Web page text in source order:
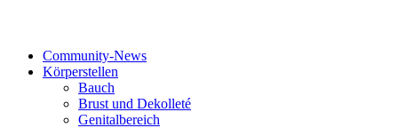
Community-News
Körperstellen
Bauch
Brust und Dekolleté
Genitalbereich